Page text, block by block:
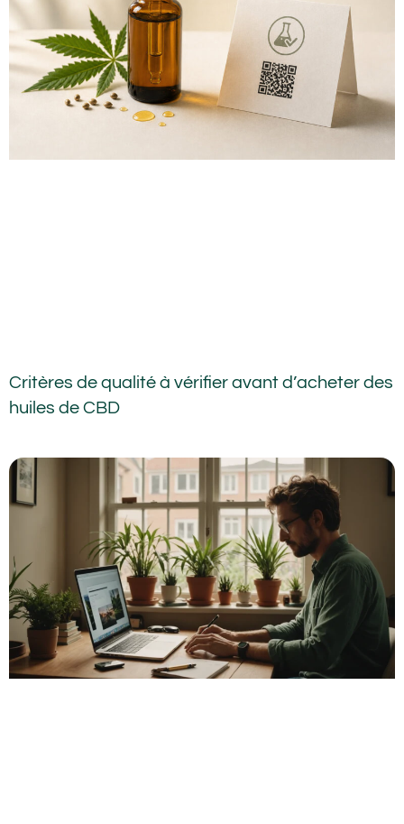
Critères de qualité à vérifier avant d’acheter des
huiles de CBD